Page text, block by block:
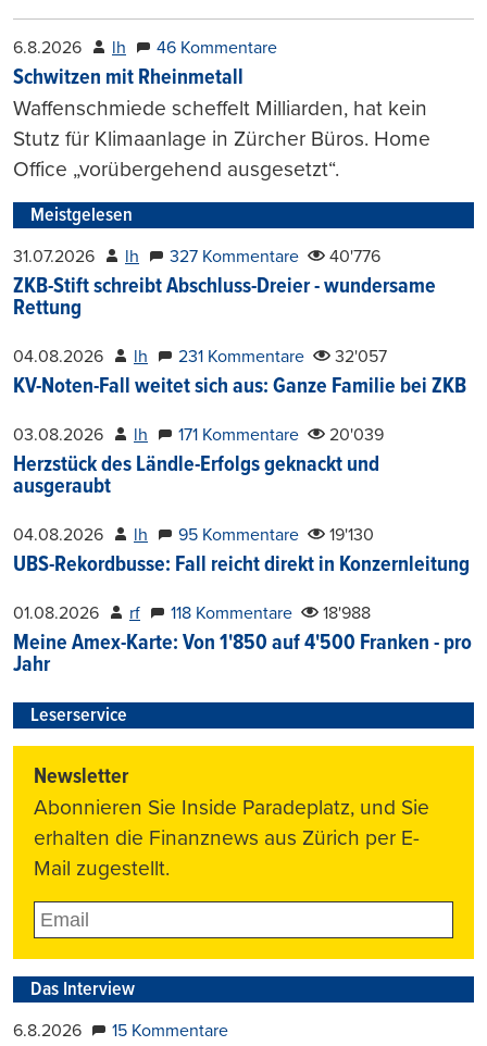
6.8.2026 lh 46 Kommentare
Schwitzen mit Rheinmetall
Waffenschmiede scheffelt Milliarden, hat kein
Stutz für Klimaanlage in Zürcher Büros. Home
Office „vorübergehend ausgesetzt“.
Meistgelesen
31.07.2026 lh 327 Kommentare 40'776
ZKB-Stift schreibt Abschluss-Dreier - wundersame
Rettung
04.08.2026 lh 231 Kommentare 32'057
KV-Noten-Fall weitet sich aus: Ganze Familie bei ZKB
03.08.2026 lh 171 Kommentare 20'039
Herzstück des Ländle-Erfolgs geknackt und
ausgeraubt
04.08.2026 lh 95 Kommentare 19'130
UBS-Rekordbusse: Fall reicht direkt in Konzernleitung
01.08.2026 rf 118 Kommentare 18'988
Meine Amex-Karte: Von 1'850 auf 4'500 Franken - pro
Jahr
Leserservice
Newsletter
Abonnieren Sie Inside Paradeplatz, und Sie
erhalten die Finanznews aus Zürich per E-
Mail zugestellt.
Das Interview
6.8.2026 15 Kommentare